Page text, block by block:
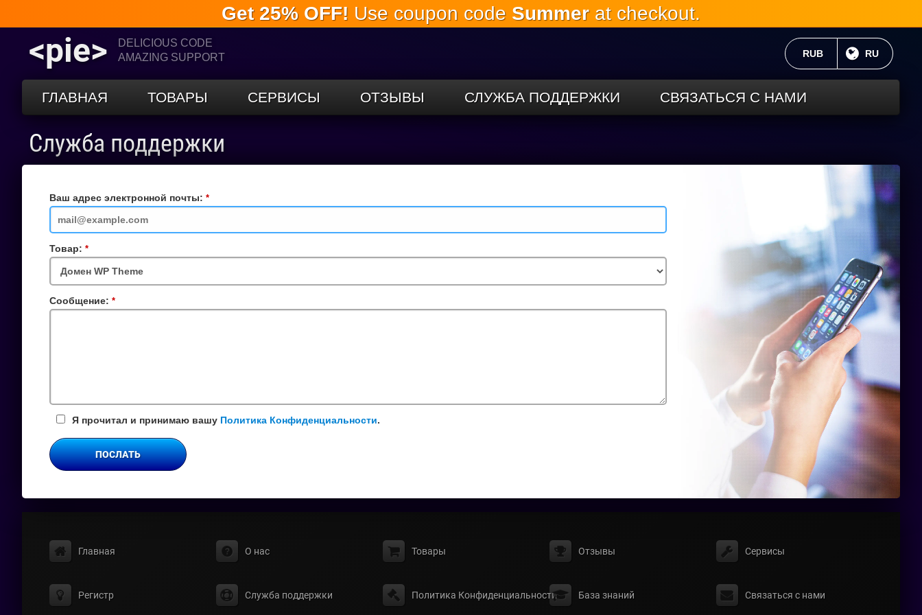
Перейти к
основному
Get 25% OFF! Use coupon code Summerat checkout.
<pie>
DELICIOUS CODE
AMAZING SUPPORT
ТЕКУЩИЙ
RU
ТЕКУЩАЯ ВАЛЮТА:
RUB
ГЛАВНАЯ ТОВАРЫ СЕРВИСЫ ОТЗЫВЫ СЛУЖБА ПОДДЕРЖКИ СВЯЗАТЬСЯ С НАМИ
Служба поддержки
Ваш адрес электронной почты:
поле
Товар:
поле
Сообщение:
поле
Я прочитал и принимаю вашу Политика Конфиденциальности.
ПОСЛАТЬ
Главная О нас Товары Отзывы Сервисы
Регистр Служба поддержки Политика Конфиденциальности База знаний Связаться с нами